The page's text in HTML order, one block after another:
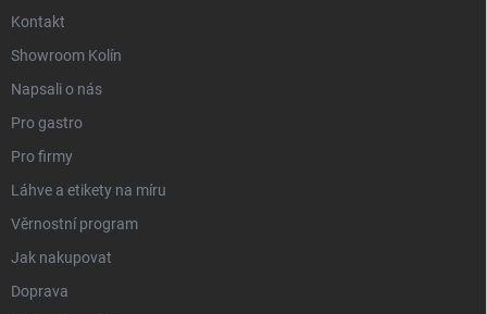
Kontakt
Showroom Kolín
Napsali o nás
Pro gastro
Pro firmy
Láhve a etikety na míru
Věrnostní program
Jak nakupovat
Doprava